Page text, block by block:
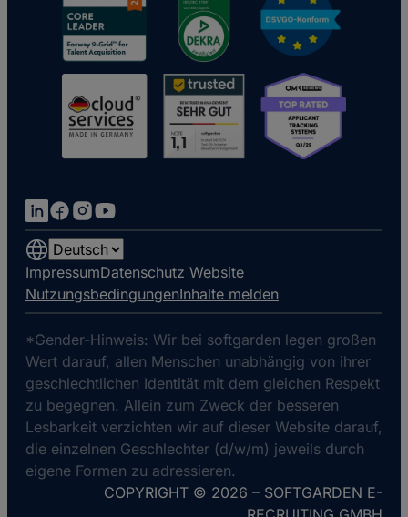
Choose
a
language
ImpressumDatenschutz Website
NutzungsbedingungenInhalte melden
*Gender-Hinweis: Wir bei softgarden legen großen
Wert darauf, allen Menschen unabhängig von ihrer
geschlechtlichen Identität mit dem gleichen Respekt
zu begegnen. Allein zum Zweck der besseren
Lesbarkeit verzichten wir auf dieser Website darauf,
die einzelnen Geschlechter (d/w/m) jeweils durch
eigene Formen zu adressieren.
COPYRIGHT © 2026 – SOFTGARDEN E-